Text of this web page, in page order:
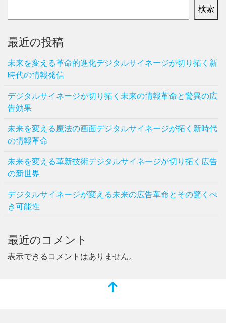
検索
最近の投稿
未来を変える革命的進化デジタルサイネージが切り拓く新
時代の情報発信
デジタルサイネージが切り拓く未来の情報革命と驚異の広
告効果
未来を変える魔法の画面デジタルサイネージが拓く新時代
の情報革命
未来を変える革新技術デジタルサイネージが切り拓く広告
の新世界
デジタルサイネージが変える未来の広告革命とその驚くべ
き可能性
最近のコメント
表示できるコメントはありません。